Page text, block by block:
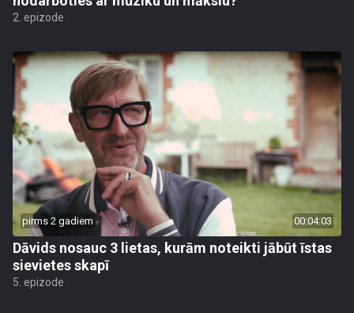
2. epizode
pirms 2 gadiem 00:04:03
Dāvids nosauc 3 lietas, kurām noteikti jābūt īstas
sievietes skapī
5. epizode